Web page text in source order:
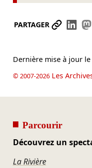
PARTAGER
Dernière mise à jour le
© 2007-2026Les
Parcourir
Découvrez un
La Rivière